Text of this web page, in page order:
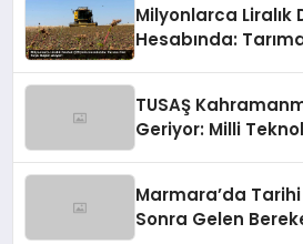
Milyonlarca Liralık
Hesabında:
TUSAŞ
Geriyor: Milli
Marmara’da Tarihi
Sonra Gelen